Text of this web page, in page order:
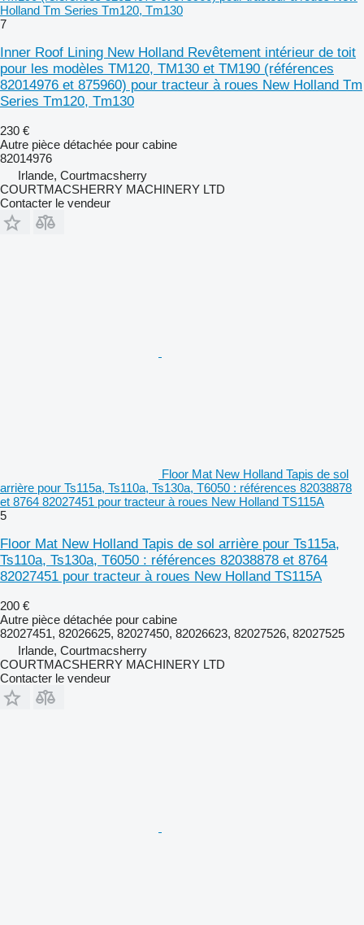
Holland Tm Series Tm120, Tm130
7
Inner Roof Lining New Holland Revêtement intérieur de toit
pour les modèles TM120, TM130 et TM190 (références
82014976 et 875960) pour tracteur à roues New Holland Tm
Series Tm120, Tm130
230 €
Autre pièce détachée pour cabine
82014976
Irlande, Courtmacsherry
COURTMACSHERRY MACHINERY LTD
Contacter le vendeur
Floor Mat New Holland Tapis de sol
arrière pour Ts115a, Ts110a, Ts130a, T6050 : références 82038878
et 8764 82027451 pour tracteur à roues New Holland TS115A
5
Floor Mat New Holland Tapis de sol arrière pour Ts115a,
Ts110a, Ts130a, T6050 : références 82038878 et 8764
82027451 pour tracteur à roues New Holland TS115A
200 €
Autre pièce détachée pour cabine
82027451, 82026625, 82027450, 82026623, 82027526, 82027525
Irlande, Courtmacsherry
COURTMACSHERRY MACHINERY LTD
Contacter le vendeur